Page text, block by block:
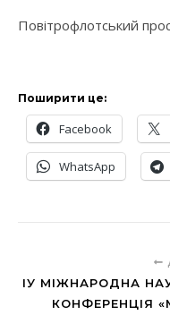
Повітрофлотський
Поширити це:
Facebook
WhatsApp
ІУ МІЖНАРОДНА
КОНФЕРЕНЦІЯ